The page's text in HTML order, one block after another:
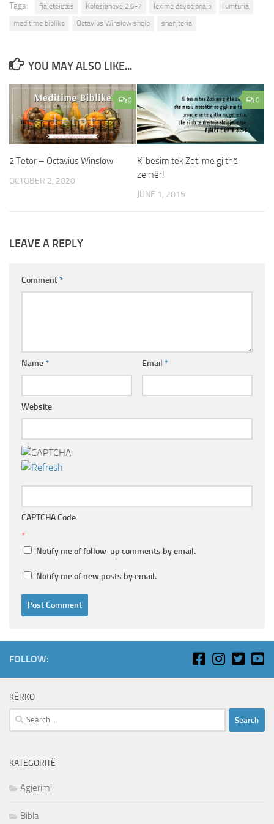
Tags: fjaletejetes Kolosianeve 2:6-7 lexime devocionale
lumturia
meditime biblike
Octavius Winslow shqip shenjteria
YOU MAY ALSO LIKE...
0
2 Tetor – Octavius Winslow
OCTOBER 2, 2020
0
Ki besim tek Zoti me gjithë
zemër!
JUNE 1, 2015
LEAVE A REPLY
Comment*
Name* Email *
Website
CAPTCHA Code
*
Notify me of follow-up comments by email.
Notify me of new posts by email.
FOLLOW:
KËRKO
Search
for:
KATEGORITË
Agjërimi
Bibla